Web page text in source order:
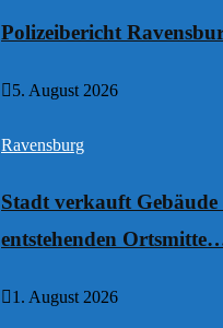
Polizeibericht
5. August 2026
Ravensburg
Stadt verkauft Gebäude
entstehenden
1. August 2026